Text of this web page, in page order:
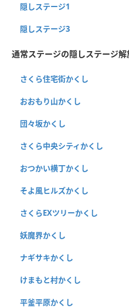
隠しステージ1
隠しステージ3
通常ステージの隠しステージ解
さくら住宅街かくし
おおもり山かくし
団々坂かくし
さくら中央シティかくし
おつかい横丁かくし
そよ風ヒルズかくし
さくらEXツリーかくし
妖魔界かくし
ナギサキかくし
けまもと村かくし
平釜平原かくし